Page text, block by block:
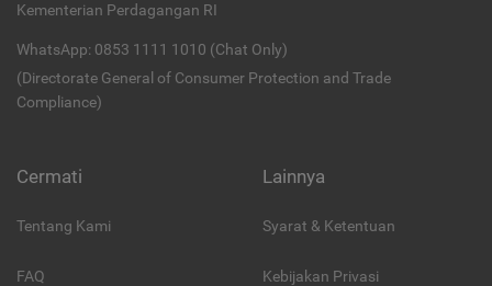
Kementerian Perdagangan RI
WhatsApp: 0853 1111 1010 (Chat Only)
(Directorate General of Consumer Protection and Trade
Compliance)
Cermati
Tentang Kami
FAQ
Lainnya
Syarat & Ketentuan
Kebijakan Privasi